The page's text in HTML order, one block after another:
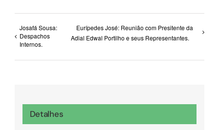
Josafá Sousa:
Despachos
Internos.
Eurípedes José: Reunião com Presitente da
Adial Edwal Portilho e seus Representantes.
Detalhes